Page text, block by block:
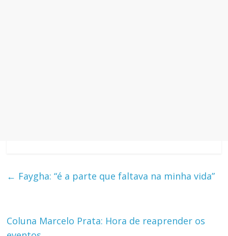
← Faygha: “é a parte que faltava na minha vida”
Coluna Marcelo Prata: Hora de reaprender os